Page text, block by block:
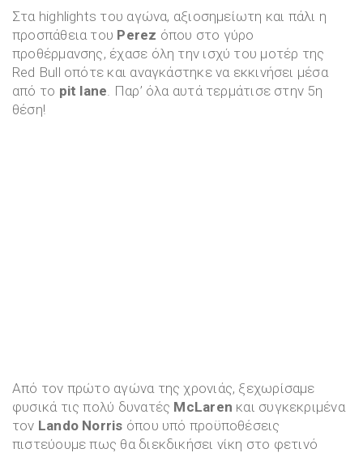
Στα highlights του αγώνα, αξιοσημείωτη και πάλι η
προσπάθεια του Perez όπου στο γύρο
προθέρμανσης, έχασε όλη την ισχύ του μοτέρ της
Red Bull οπότε και αναγκάστηκε να εκκινήσει μέσα
από το pit lane . Παρ’ όλα αυτά τερμάτισε στην 5η
θέση!
Από τον πρώτο αγώνα της χρονιάς, ξεχωρίσαμε
φυσικά τις πολύ δυνατές McLaren και συγκεκριμένα
τον Lando Norris όπου υπό προϋποθέσεις
πιστεύουμε πως θα διεκδικήσει νίκη στο φετινό